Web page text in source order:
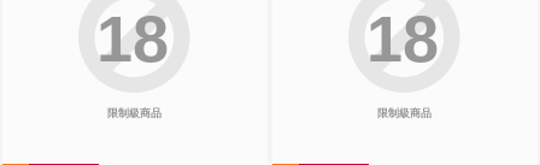
限制級商品
18
限制級商品
18